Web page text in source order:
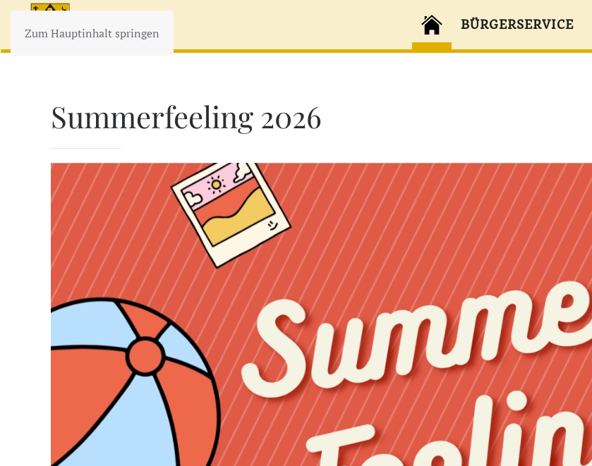
Zum Hauptinhalt springen
BÜRGERSERVICE
Summerfeeling 2026